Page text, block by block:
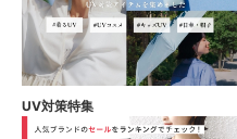
UV対策特集